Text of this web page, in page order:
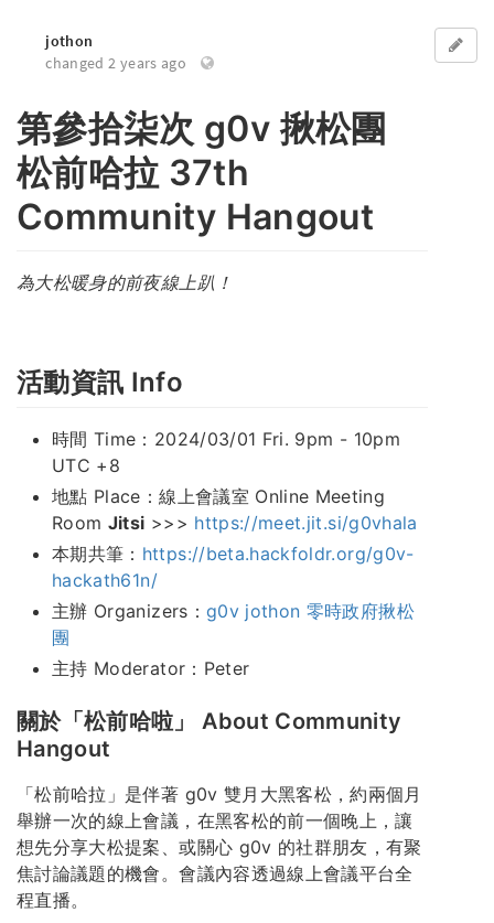
jothon
changed 2 years ago
第參拾柒次 g0v 揪松團
松前哈拉 37th
Community Hangout
為大松暖身的前夜線上趴！
活動資訊 Info
時間 Time：2024/03/01 Fri. 9pm - 10pm
UTC +8
地點 Place：線上會議室 Online Meeting
Room Jitsi >>> https://meet.jit.si/g0vhala
本期共筆： https://beta.hackfoldr.org/g0v-
hackath61n/
主辦 Organizers： g0v jothon 零時政府揪松
團
主持 Moderator：Peter
關於「松前哈啦」 About Community
Hangout
「松前哈拉」是伴著 g0v 雙月大黑客松，約兩個月
舉辦一次的線上會議，在黑客松的前一個晚上，讓
想先分享大松提案、或關心 g0v 的社群朋友，有聚
焦討論議題的機會。會議內容透過線上會議平台全
程直播。